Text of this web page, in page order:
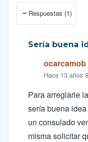
Respuestas (1)
Sería buena
ocarcamob
Hace 13 años
Para arreglarle
sería buena
un consulado
misma solicitar